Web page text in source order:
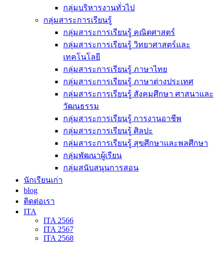
กลุ่มบริหารงานทั่วไป
กลุ่มสาระการเรียนรู้
กลุ่มสาระการเรียนรู้ คณิตศาสตร์
กลุ่มสาระการเรียนรู้ วิทยาศาสตร์และ
เทคโนโลยี
กลุ่มสาระการเรียนรู้ ภาษาไทย
กลุ่มสาระการเรียนรู้ ภาษาต่างประเทศ
กลุ่มสาระการเรียนรู้ สังคมศึกษา ศาสนาและ
วัฒนธรรม
กลุ่มสาระการเรียนรู้ การงานอาชีพ
กลุ่มสาระการเรียนรู้ ศิลปะ
กลุ่มสาระการเรียนรู้ สุขศึกษาและพลศึกษา
กลุ่มพัฒนาผู้เรียน
กลุ่มสนับสนุนการสอน
นักเรียนเก่า
blog
ติดต่อเรา
ITA
ITA 2566
ITA 2567
ITA 2568